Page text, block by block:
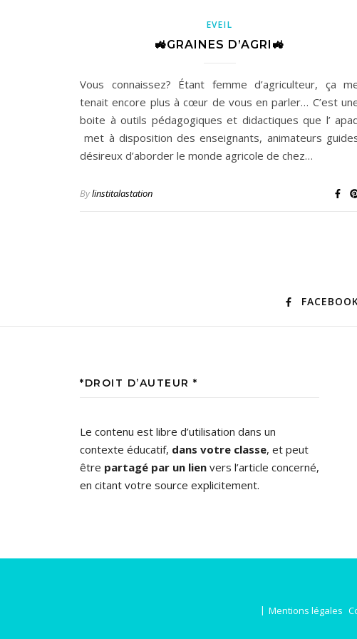
EVEIL
🚜GRAINES D’AGRI🚜
Vous connaissez? Étant femme d’agriculteur, ça
tenait encore plus à cœur de vous en parler… C’est
boite à outils pédagogiques et didactiques que l’
met à disposition des enseignants, animateurs
désireux d’aborder le monde agricole de chez…
Bylinstitalastation
*DROIT D’AUTEUR *
Le contenu est libre d’utilisation dans un
contexte éducatif, dans votre classe, et peut
être partagé par un lien vers l’article concerné,
en citant votre source explicitement.
Mentions légales